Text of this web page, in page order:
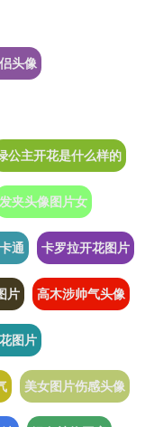
头像
公主开花是什么样的
发夹头像图片女
通 卡罗拉开花图片
片 高木涉帅气头像
图片
美女图片伤感头像